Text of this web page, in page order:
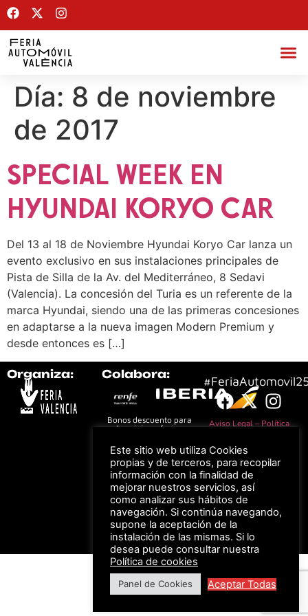
Día: 8 de noviembre
de 2017
SPECIAL WEEK EN
HYUNDAI KORYO CAR
Del 13 al 18 de Noviembre Hyundai Koryo Car lanza un
evento exclusivo en sus instalaciones principales de
Pista de Silla de la Av. del Mediterráneo, 8 Sedavi
(Valencia). La concesión del Turia es un referente de la
marca Hyundai, siendo una de las primeras concesiones
en adaptarse a la nueva imagen Modern Premium y
desde entonces es […]
Organiza: Colabora:
Bonos descuento para
los viajes a ferias
Valencia al obtener tu
entrada
Descuento en tarifas
de hotel durante
ferias organizadas
por Feria Valencia
Aviso Legal – Política
© Feria Valencia, todos
los derechos reservados
Este sitio web utiliza Cookies
propias y de terceros, para recopilar
información con la finalidad de
mejorar nuestros servicios, así
como analizar sus hábitos de
navegación. Si continúa navegando,
supone la aceptación de la
instalación de las mismas. Si lo
desea puede consultar nuestra
Política de cookies
Panel de Cookies Aceptar Todas